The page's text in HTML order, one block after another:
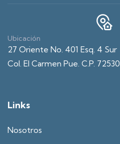
Ubicación
27 Oriente No. 401 Esq. 4 Sur
Col. El Carmen Pue. C.P. 72530
Links
Nosotros